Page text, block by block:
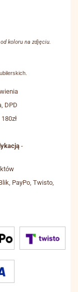
koloru na zdjęciu.
DPD
-
PayPo, Twisto,